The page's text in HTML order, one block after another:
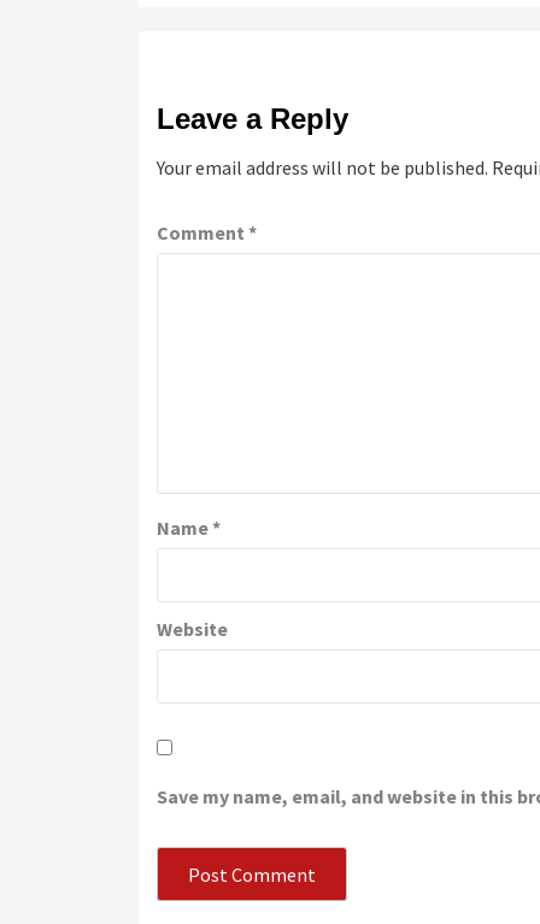
Leave a Reply
Your email address will not be published.
Comment *
Name*
Website
Save my name, email, and website in this